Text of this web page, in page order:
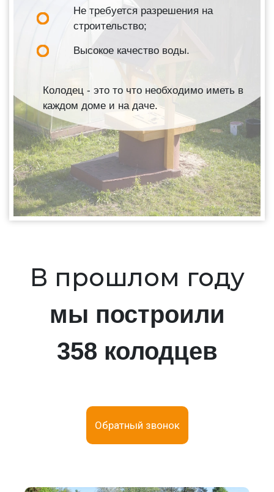
Не требуется разрешения на
строительство;
Высокое качество воды.
Колодец - это то что необходимо иметь в
каждом доме и на даче.
В прошлом году
мы построили
358 колодцев
Обратный звонок